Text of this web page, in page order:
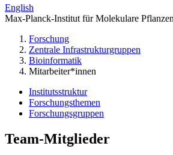
English
Max-Planck-Institut für Molekulare
Forschung
Zentrale Infrastrukturgruppen
Bioinformatik
Mitarbeiter*innen
Institutsstruktur
Forschungsthemen
Forschungsgruppen
Team-Mitglieder